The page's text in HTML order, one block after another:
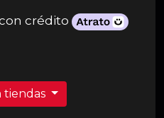
crédito
tiendas